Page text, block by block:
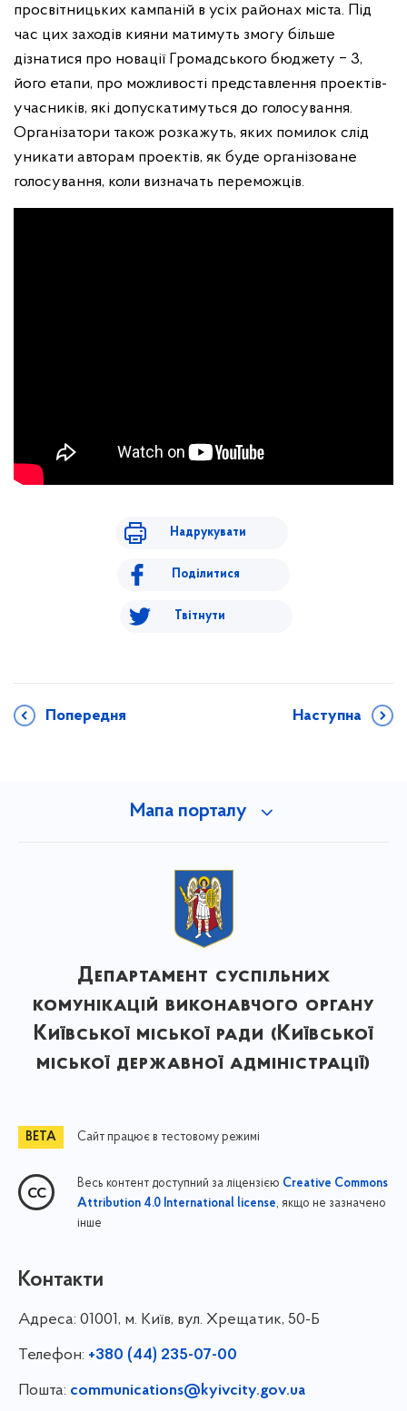
просвітницьких кампаній в усіх районах міста. Під
час цих заходів кияни матимуть змогу більше
дізнатися про новації Громадського бюджету ‒ 3,
його етапи, про можливості представлення проектів-
учасників, які допускатимуться до голосування.
Організатори також розкажуть, яких помилок слід
уникати авторам проектів, як буде організоване
голосування, коли визначать переможців.
Надрукувати
Поділитися
Твітнути
Попередня Наступна
Мапа порталу
Департамент суспільних
комунікацій виконавчого органу
Київської міської ради (Київської
міської державної адміністрації)
Сайт працює в тестовому режимі
Весь контент доступний за ліцензією Creative Commons
Attribution 4.0 International license, якщо не зазначено
інше
Контакти
Адреса: 01001, м. Київ, вул. Хрещатик, 50-Б
Телефон: +380 (44) 235-07-00
Пошта: communications@kyivcity.gov.ua